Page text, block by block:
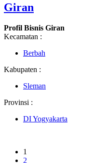
Giran
Profil Bisnis Giran
Kecamatan :
Berbah
Kabupaten :
Sleman
Provinsi :
DI Yogyakarta
1
2